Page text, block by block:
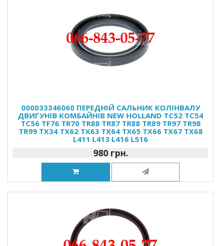
000033346060 ПЕРЕДНІЙ САЛЬНИК КОЛІНВАЛУ
ДВИГУНІВ КОМБАЙНІВ NEW HOLLAND TC52 TC54
TC56 TF76 TR70 TR88 TR87 TR88 TR89 TR97 TR98
TR99 TX34 TX62 TX63 TX64 TX65 TX66 TX67 TX68
L411 L413 L416 L516
980 грн.